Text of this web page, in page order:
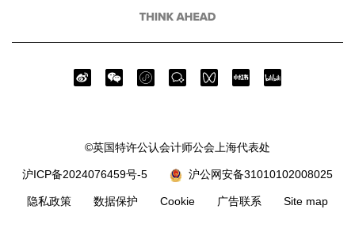
©英国特许公认会计师公会上海代表处
沪ICP备2024076459号-5 沪公网安备31010102008025
隐私政策 数据保护 Cookie 广告联系 Site map